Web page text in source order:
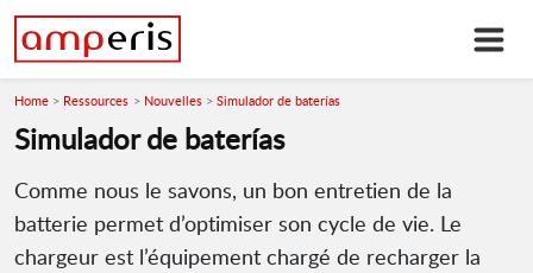
Home Ressources Nouvelles Simulador de baterías
Simulador de baterías
Comme nous le savons, un bon entretien de la
batterie permet d’optimiser son cycle de vie. Le
chargeur est l’équipement chargé de recharger la